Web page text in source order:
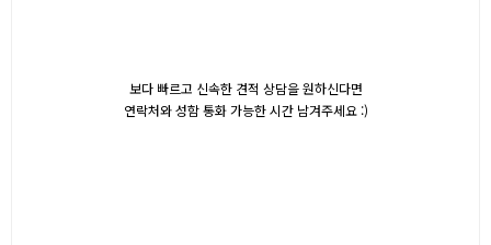
보다 빠르고 신속한 견적 상담을 원하신다면
연락처와 성함 통화 가능한 시간 남겨주세요 :)